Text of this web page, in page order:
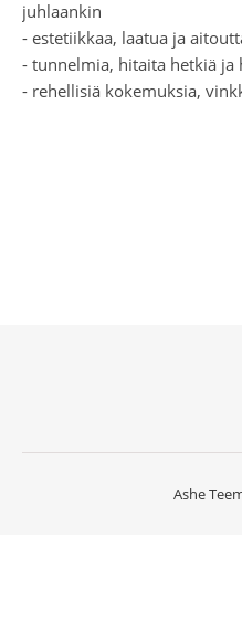
juhlaankin
- estetiikkaa, laatua ja
- tunnelmia, hitaita hetkiä ja
- rehellisiä kokemuksia,
Ashe